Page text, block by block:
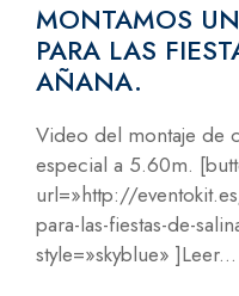
MONTAMOS
PARA LAS
AÑANA.
Video del montaje de
especial a 5.60m.
url=»http://
para-las-fiestas-de-
style=»skyblue» ]Leer...